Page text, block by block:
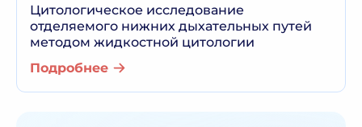
Цитологическое исследование
отделяемого нижних дыхательных путей
методом жидкостной цитологии
Подробнее